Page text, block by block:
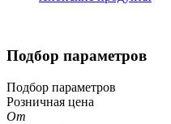
Подбор параметров
Подбор параметров
Розничная цена
От